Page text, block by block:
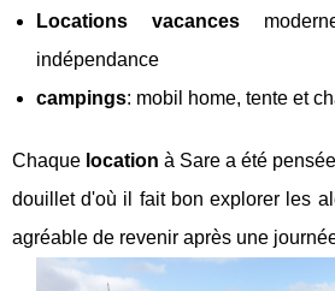
Locations vacances
indépendance
campings: mobil home, tente et
Chaque location à Sare a été
douillet d'où il fait bon explorer les
agréable de revenir après une